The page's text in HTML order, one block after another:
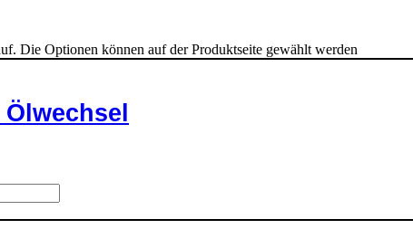
Die Optionen können auf der Produktseite gewählt werden